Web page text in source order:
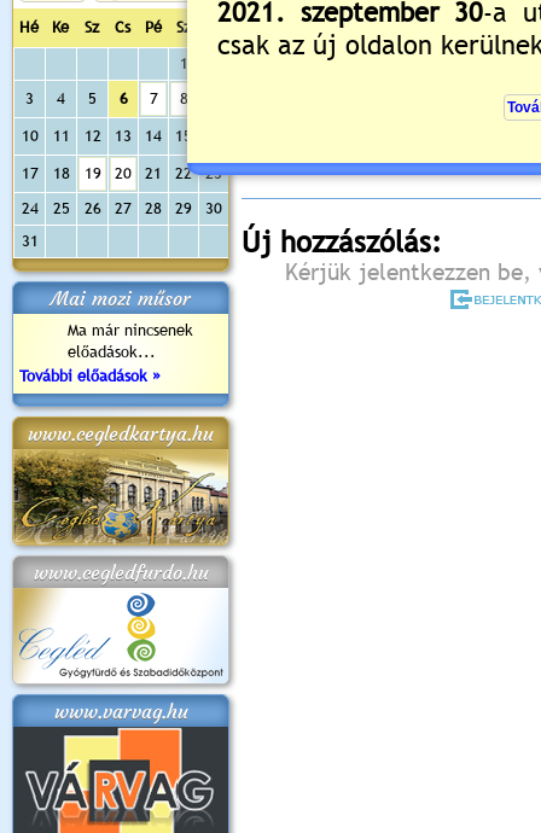
Hé Ke Sz Cs Pé Sz
Va
1
3
4 5 6 7 8
10 11 12 13 14 15
17 18 19 20 21 22
23
24
25 26 27 28 29
30
31
Mai mozi műsor
Ma már nincsenek
előadások...
További előadások »
www.cegledkartya.hu
www.cegledfurdo.hu
www.varvag.hu
Még nincsenek hozzászólások
Új hozzászólás:
Kérjük jelentkezzen be,